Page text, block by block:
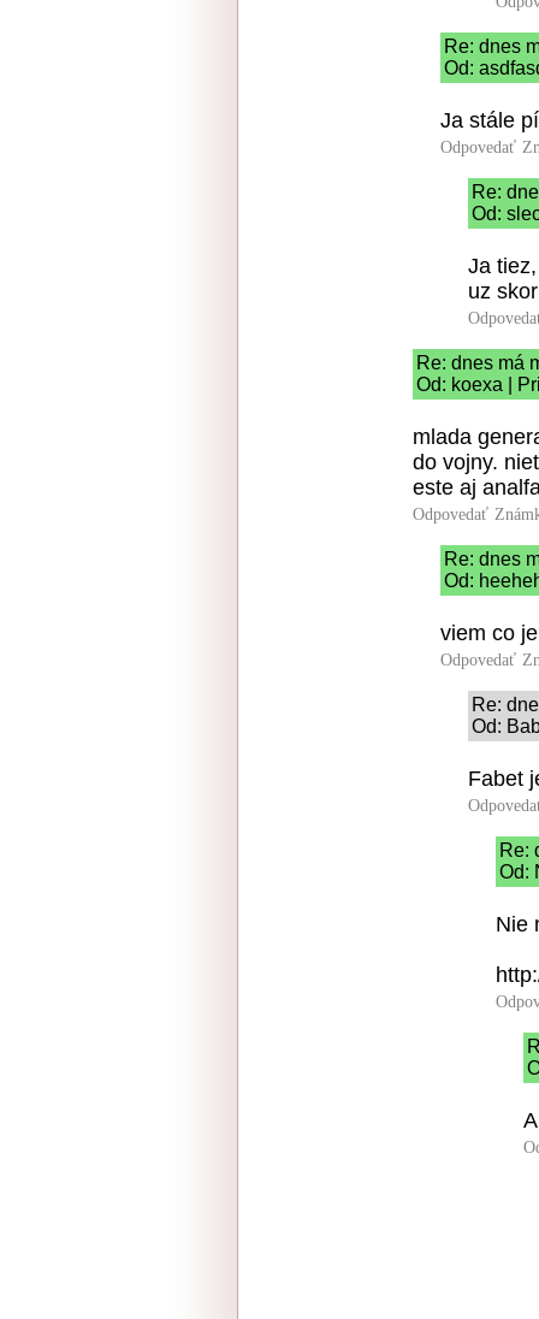
Re: dnes
Od:
Ja stále
Odpovedať
Re:
Od:
Ja
uz
Re: dnes má
Od: koexa |
mlada
do vojny.
este aj
Odpovedať
Re: dnes
Od:
viem co
Odpovedať
Re:
Od:
Fabet
Re:
Od:
Nie